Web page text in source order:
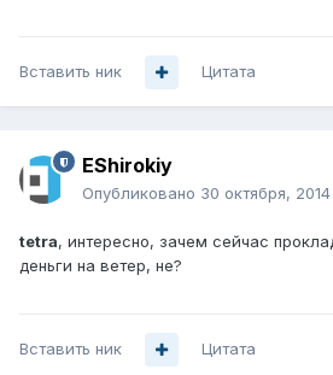
Вставить ник Цитата
EShirokiy
Опубликовано 30 октября, 2014
tetra, интересно, зачем сейчас
деньги на ветер, не?
Вставить ник Цитата